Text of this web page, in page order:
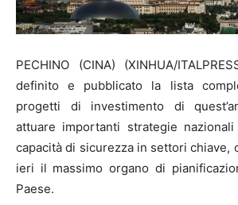
PECHINO (CINA) (XINHUA/
definito e pubblicato la lista
progetti di investimento di
attuare importanti strategie
capacità di sicurezza in settori chiave,
ieri il massimo organo di
Paese.